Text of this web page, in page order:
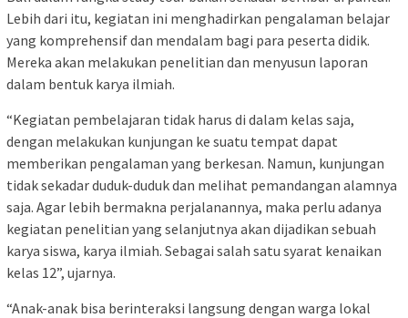
Lebih dari itu, kegiatan ini menghadirkan pengalaman belajar
yang komprehensif dan mendalam bagi para peserta didik.
Mereka akan melakukan penelitian dan menyusun laporan
dalam bentuk karya ilmiah.
“Kegiatan pembelajaran tidak harus di dalam kelas saja,
dengan melakukan kunjungan ke suatu tempat dapat
memberikan pengalaman yang berkesan. Namun, kunjungan
tidak sekadar duduk-duduk dan melihat pemandangan alamnya
saja. Agar lebih bermakna perjalanannya, maka perlu adanya
kegiatan penelitian yang selanjutnya akan dijadikan sebuah
karya siswa, karya ilmiah. Sebagai salah satu syarat kenaikan
kelas 12”, ujarnya.
“Anak-anak bisa berinteraksi langsung dengan warga lokal